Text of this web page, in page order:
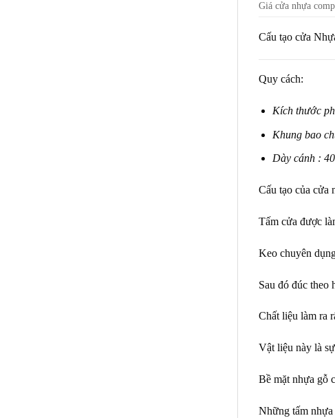
Giá cửa nhựa
Cấu tạo cửa
Quy cách:
Kích thước
Khung bao
Dày cánh :
Cấu tạo của cửa
Tấm cửa được
Keo chuyên
Sau đó đúc theo
Chất liệu làm ra
Vật liệu này là
Bề mặt nhựa gỗ
Những tấm nhựa